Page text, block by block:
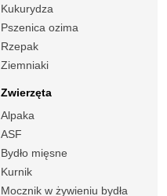
Kukurydza
Pszenica ozima
Rzepak
Ziemniaki
Zwierzęta
Alpaka
ASF
Bydło mięsne
Kurnik
Mocznik w żywieniu bydła